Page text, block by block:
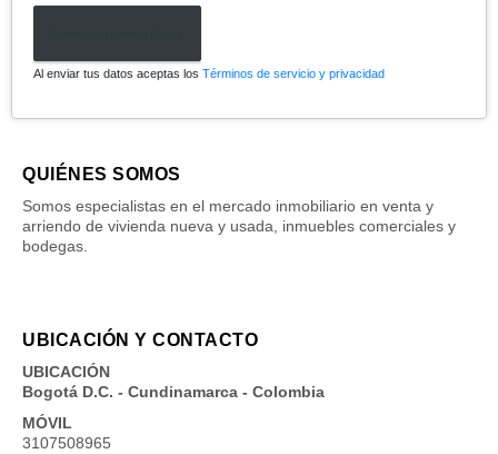
Al enviar tus datos aceptas los Términos de servicio y privacidad
QUIÉNES SOMOS
Somos especialistas en el mercado inmobiliario en venta y
arriendo de vivienda nueva y usada, inmuebles comerciales y
bodegas.
UBICACIÓN Y CONTACTO
UBICACIÓN
Bogotá D.C. - Cundinamarca - Colombia
MÓVIL
3107508965